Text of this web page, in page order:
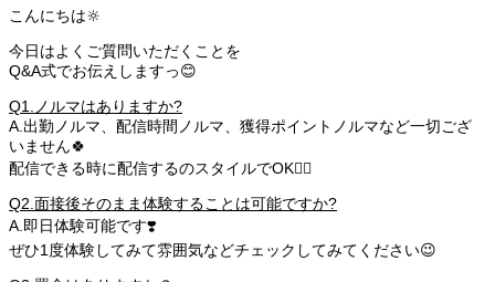
こんにちは🔆
今日はよくご質問いただくことを
Q&A式でお伝えしますっ😊
Q1.ノルマはありますか?
A.出勤ノルマ、配信時間ノルマ、獲得ポイントノルマなど一切ござ
いません🍀
配信できる時に配信するのスタイルでOK🙆‍♀️
Q2.面接後そのまま体験することは可能ですか?
A.即日体験可能です❣️
ぜひ1度体験してみて雰囲気などチェックしてみてください😉